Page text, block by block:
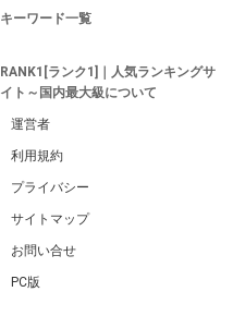
キーワード一覧
RANK1[ランク1]｜人気ランキングサ
イト～国内最大級について
運営者
利用規約
プライバシー
サイトマップ
お問い合せ
PC版